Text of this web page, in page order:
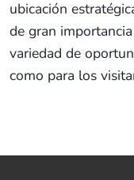
ubicación
de gran
variedad de
como para los